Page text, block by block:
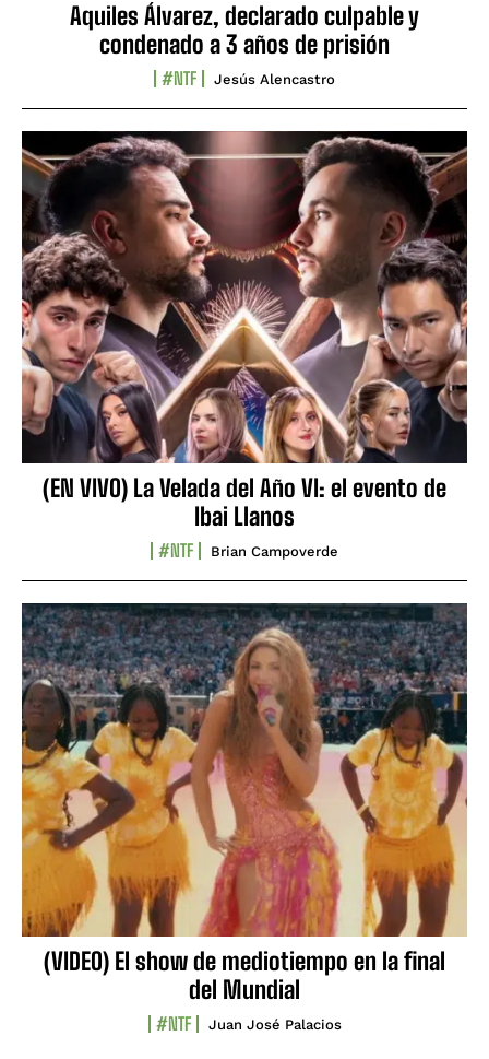
Aquiles Álvarez, declarado culpable y
condenado a 3 años de prisión
#NTF Jesús Alencastro
(EN VIVO) La Velada del Año VI: el evento de
Ibai Llanos
#NTF Brian Campoverde
(VIDEO) El show de mediotiempo en la final
del Mundial
#NTF Juan José Palacios